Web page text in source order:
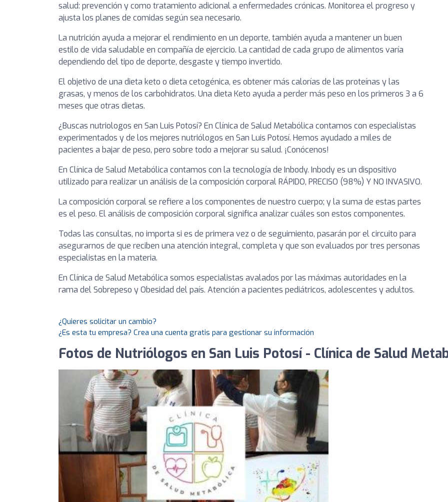
salud: prevención y como tratamiento adicional a enfermedades crónicas. Monitorea el progreso y
ajusta los planes de comidas según sea necesario.
La nutrición ayuda a mejorar el rendimiento en un deporte, también ayuda a mantener un buen
estilo de vida saludable en compañía de ejercicio. La cantidad de cada grupo de alimentos varía
dependiendo del tipo de deporte, desgaste y tiempo invertido.
El objetivo de una dieta keto o dieta cetogénica, es obtener más calorías de las proteínas y las
grasas, y menos de los carbohidratos. Una dieta Keto ayuda a perder más peso en los primeros 3 a 6
meses que otras dietas.
¿Buscas nutriologos en San Luis Potosí? En Clínica de Salud Metabólica contamos con especialistas
experimentados y de los mejores nutriólogos en San Luis Potosí. Hemos ayudado a miles de
pacientes a bajar de peso, pero sobre todo a mejorar su salud. ¡Conócenos!
En Clínica de Salud Metabólica contamos con la tecnología de Inbody. Inbody es un dispositivo
utilizado para realizar un análisis de la composición corporal RÁPIDO, PRECISO (98%) Y NO INVASIVO.
La composición corporal se refiere a los componentes de nuestro cuerpo; y la suma de estas partes
es el peso. El análisis de composición corporal significa analizar cuáles son estos componentes.
Todas las consultas, no importa si es de primera vez o de seguimiento, pasarán por el circuito para
asegurarnos de que reciben una atención integral, completa y que son evaluados por tres personas
especialistas en la materia.
En Clínica de Salud Metabólica somos especialistas avalados por las máximas autoridades en la
rama del Sobrepeso y Obesidad del país. Atención a pacientes pediátricos, adolescentes y adultos.
¿Quieres solicitar un cambio?
¿Es esta tu empresa? Crea una cuenta gratis para gestionar su información
Fotos de Nutriólogos en San Luis Potosí - Clínica de Salud